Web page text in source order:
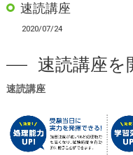
速読講座
2020/07/24
速読講座
速読講座を